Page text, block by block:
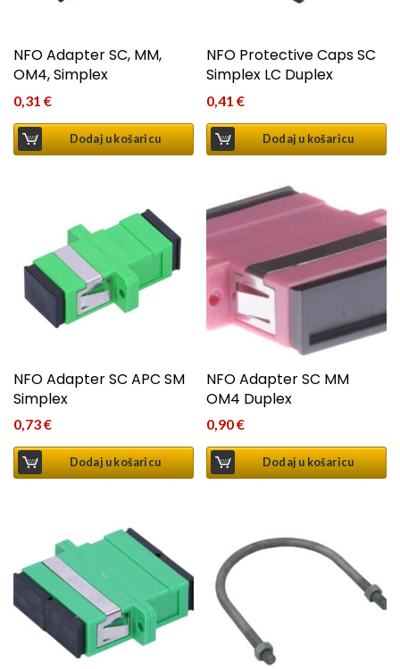
NFO Adapter SC, MM,
OM4, Simplex
0,31 €
Dodaj u košaricu
NFO Protective Caps SC
Simplex LC Duplex
0,41€
Dodaj u košaricu
NFO Adapter SC APC SM
Simplex
0,73€
Dodaj u košaricu
NFO Adapter SC MM
OM4 Duplex
0,90€
Dodaj u košaricu